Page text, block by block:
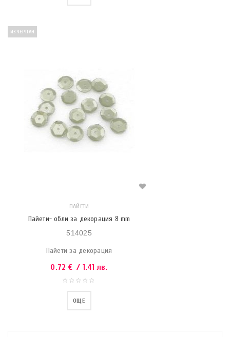
ИЗЧЕРПАН
ПАЙЕТИ
Пайети- обли за декорация 8 mm
514025
Пайети за декорация
0.72 € / 1.41 лв.
ОЩЕ